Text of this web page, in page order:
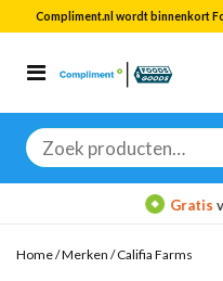
Compliment.nl wordt binnenkort
Zoeken
naar:
Bekijk
Gratis
Home/Merken /Califia Farms